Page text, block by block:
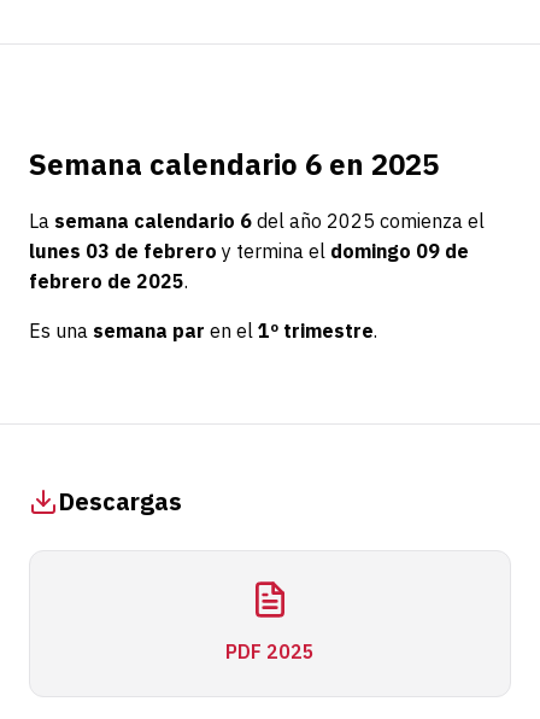
Semana calendario 6 en 2025
La semana calendario 6 del año 2025 comienza el
lunes 03 de febrero y termina el domingo 09 de
febrero de 2025.
Es una semana par en el 1º trimestre.
Descargas
PDF 2025